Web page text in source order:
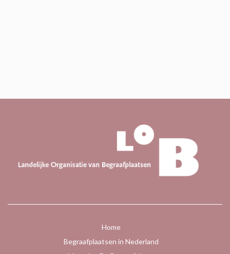
Home
Begraafplaatsen in Nederland